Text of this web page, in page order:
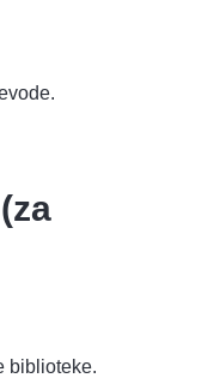
biblioteke.